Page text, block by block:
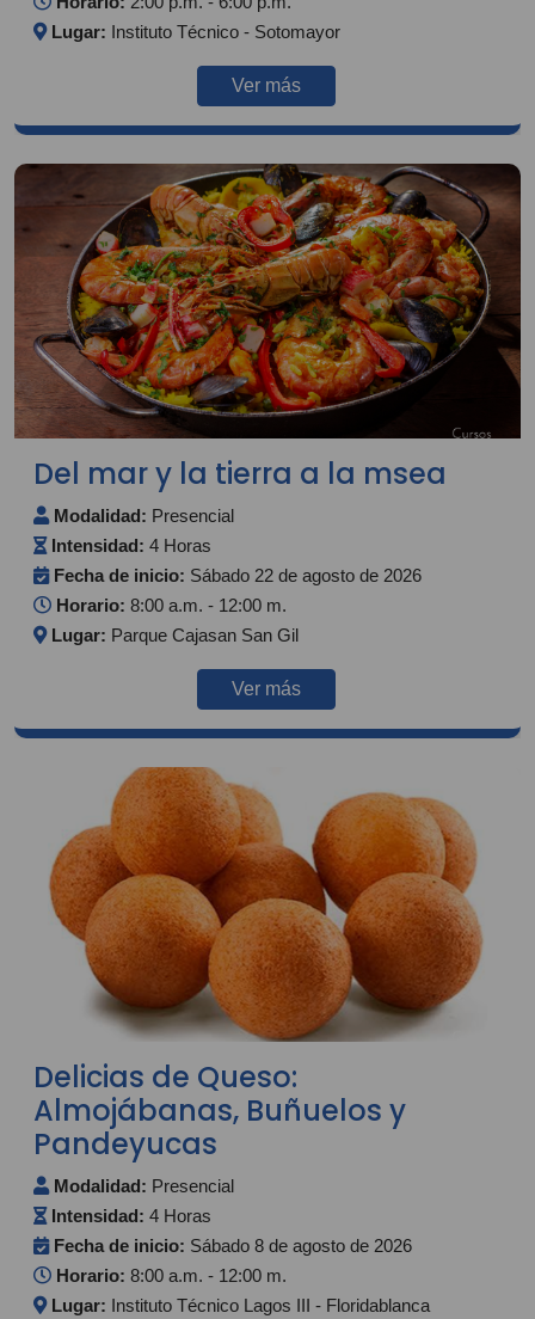
Lugar: Instituto Técnico - Sotomayor
Ver más
Del mar y la tierra a la msea
Modalidad: Presencial
Intensidad: 4 Horas
Fecha de inicio: Sábado 22 de agosto de 2026
Horario: 8:00 a.m. - 12:00 m.
Lugar: Parque Cajasan San Gil
Ver más
Delicias de Queso:
Almojábanas, Buñuelos y
Pandeyucas
Modalidad: Presencial
Intensidad: 4 Horas
Fecha de inicio: Sábado 8 de agosto de 2026
Horario: 8:00 a.m. - 12:00 m.
Lugar: Instituto Técnico Lagos III - Floridablanca